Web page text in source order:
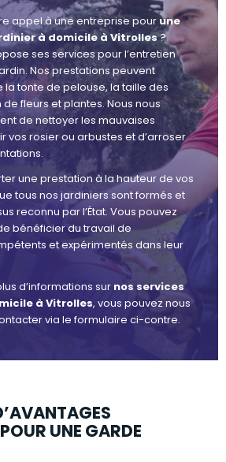
appel à une entreprise pour une
à domicile à Vitrolles?
ses services pour l’entretien
Nos prestations peuvent
tonte de pelouse, la taille des
fleurs et plantes. Nous nous
de nettoyer les mauvaises
vos rosier ou arbustes et d’arroser
une prestation à la hauteur de vos
tous nos jardiniers sont formés et
reconnu par l’État. Vous pouvez
bénéficier du travail de
et expérimentés dans leur
d’informations sur nos services
à Vitrolles, vous pouvez nous
via le formulaire ci-contre.
UNE GARDE